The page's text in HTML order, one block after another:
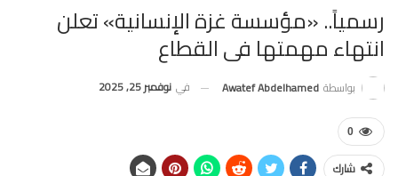
رسمياً.. «مؤسسة غزة الإنسانية» تعلن
انتهاء مهمتها فى القطاع
بواسطة Awatef Abdelhamed في نوفمبر 25, 2025
0
شارك